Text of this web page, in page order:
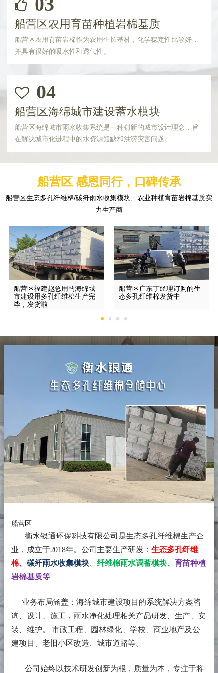
船营区农用育苗种植岩棉基质
船营区农用育苗岩棉作为农用生长基材，化学稳定性比较好，
并具有很好的吸水性和透气性。
04
船营区海绵城市建设蓄水模块
船营区海绵城市雨水收集系统是一种创新的城市设计理念，旨
在解决城市化进程中的水资源短缺和洪涝灾害问题。
船营区 感恩同行，口碑传承
船营区生态多孔纤维棉/碳纤雨水收集模块、农业种植育苗岩棉基质实
力生产商
船营区福建赵总用的海绵城
市建设用多孔纤维棉生产完
毕，发货啦
船营区广东丁经理订购的生
态多孔纤维棉发货中
船营区
衡水银通环保科技有限公司是生态多孔纤维棉生产企
业，成立于2018年。 公司主要生产研发： 生态多孔纤维
棉、 碳纤雨水收集模块、 纤维棉雨水调蓄模块、 育苗种植
岩棉基质等
业务布局涵盖：海绵城市建设项目的系统解决方案咨
询、设计、施工；雨水净化处理相关产品研发、生产、安
装、维护。 市政工程、园林绿化、学校、商业地产及公
建项目、老旧小区改造、城市道路等。
公司始终以技术研发创新为根，质量为本，专注于将